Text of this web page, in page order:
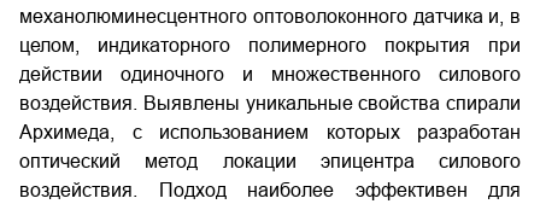
механолюминесцентного оптоволоконного датчика и, в
целом, индикаторного полимерного покрытия при
действии одиночного и множественного силового
воздействия. Выявлены уникальные свойства спирали
Архимеда, с использованием которых разработан
оптический метод локации эпицентра силового
воздействия. Подход наиболее эффективен для